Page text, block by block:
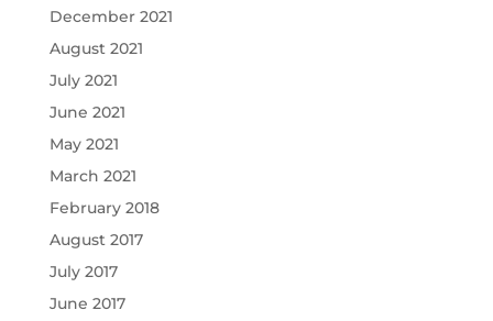
December 2021
August 2021
July 2021
June 2021
May 2021
March 2021
February 2018
August 2017
July 2017
June 2017